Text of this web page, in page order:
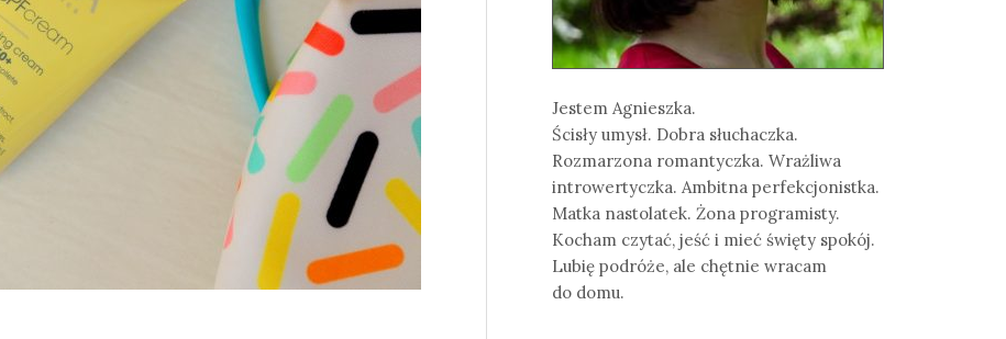
Jestem Agnieszka.
Ścisły umysł. Dobra słuchaczka.
Rozmarzona romantyczka. Wrażliwa
introwertyczka. Ambitna perfekcjonistka.
Matka nastolatek. Żona programisty.
Kocham czytać, jeść i mieć święty spokój.
Lubię podróże, ale chętnie wracam
do domu.